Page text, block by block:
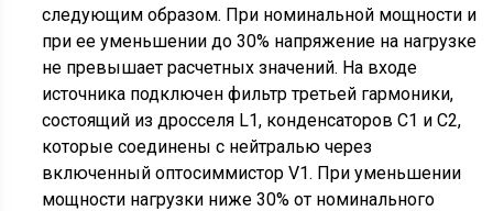
следующим образом. При номинальной мощности и
при ее уменьшении до 30% напряжение на нагрузке
не превышает расчетных значений. На входе
источника подключен фильтр третьей гармоники,
состоящий из дросселя L1, конденсаторов С1 и С2,
которые соединены с нейтралью через
включенный оптосиммистор V1. При уменьшении
мощности нагрузки ниже 30% от номинального